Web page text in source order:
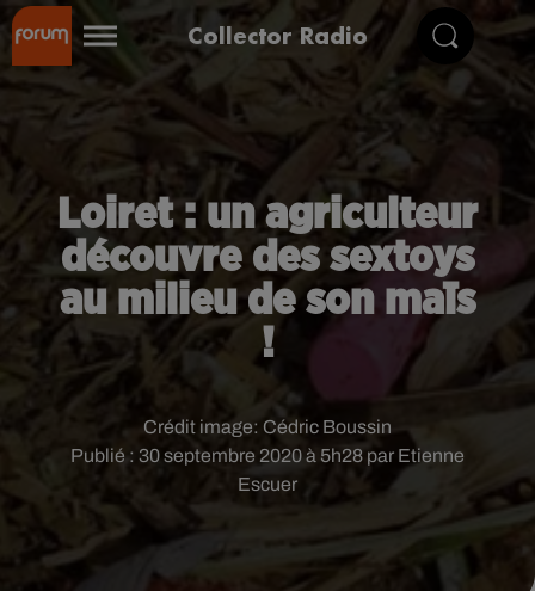
Collector Radio
Loiret : un agriculteur
découvre des sextoys
au milieu de son maïs
!
Publié : 30 septembre 2020 à 5h28 par Etienne
Escuer
Crédit image: Cédric Boussin